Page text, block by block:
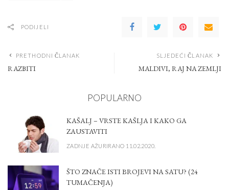
PODIJELI
PRETHODNI ČLANAK
RAZBITI
SLJEDEĆI ČLANAK
MALDIVI, RAJ NA ZEMLJI
POPULARNO
KAŠALJ – VRSTE KAŠLJA I KAKO GA
ZAUSTAVITI
ZADNJE AŽURIRANO 11.02.2020.
ŠTO ZNAČE ISTI BROJEVI NA SATU? (24
TUMAČENJA)